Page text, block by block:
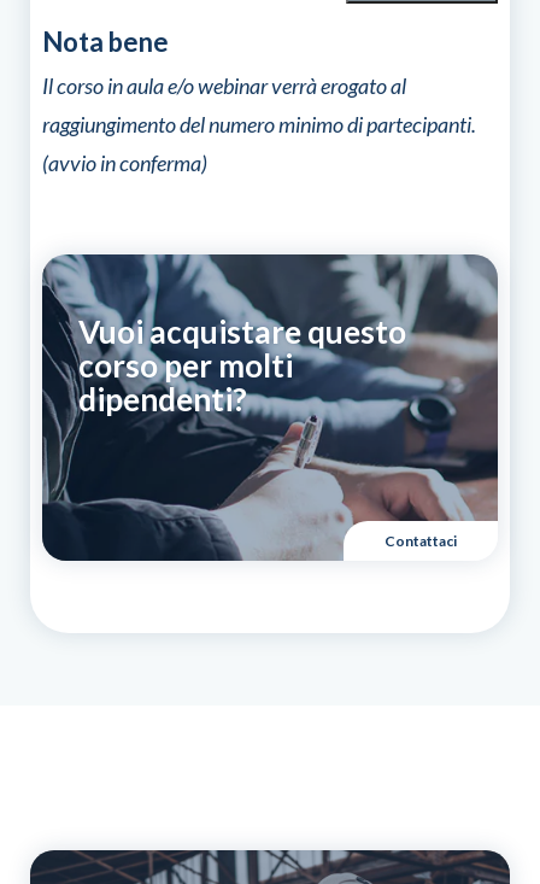
di
addetto
alla
conduzione
elevabili
(PLE)
che
operano
su
stabilizzatori
quantità
Nota bene
Il corso in aula e/o webinar verrà erogato al
raggiungimento del numero minimo di partecipanti.
(avvio in conferma)
Vuoi acquistare questo
corso per molti
dipendenti?
Contattaci